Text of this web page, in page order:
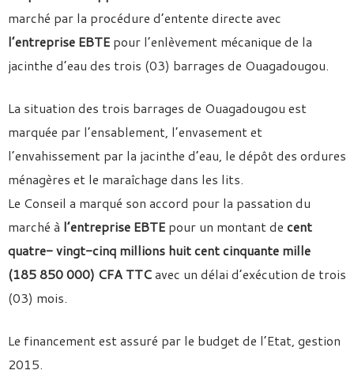
marché par la procédure d’entente directe avec
l’entreprise EBTE pour l’enlèvement mécanique de la
jacinthe d’eau des trois (03) barrages de Ouagadougou.
La situation des trois barrages de Ouagadougou est
marquée par l’ensablement, l’envasement et
l’envahissement par la jacinthe d’eau, le dépôt des ordures
ménagères et le maraîchage dans les lits.
Le Conseil a marqué son accord pour la passation du
marché à l’entreprise EBTE pour un montant de cent
quatre- vingt-cinq millions huit cent cinquante mille
(185 850 000) CFA TTCavec un délai d’exécution de trois
(03) mois.
Le financement est assuré par le budget de l’Etat, gestion
2015.